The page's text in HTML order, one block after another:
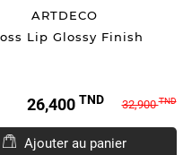
ARTDECO
Lip Glossy Finish
Prix26,400 TNDPrix
base
32,900TND
Ajouter au panier